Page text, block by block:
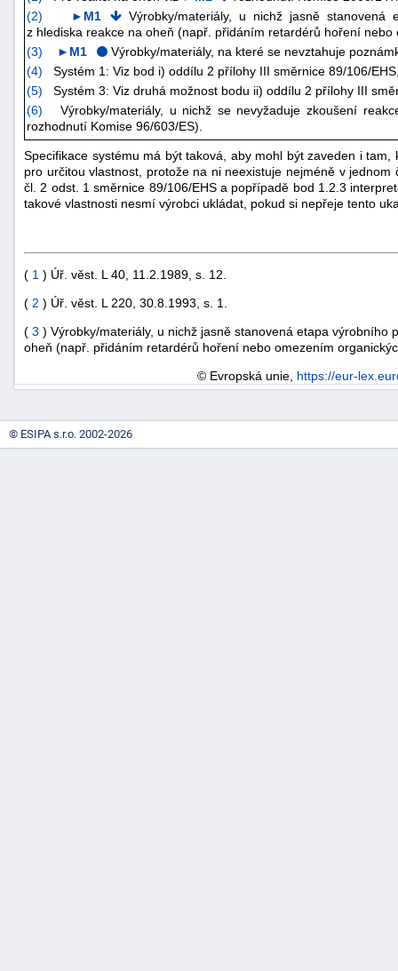
(2) ►M1
Výrobky/materiály, u nichž jasně
z hlediska reakce na oheň (např. přidáním retardérů hoření
(3) ►M1
Výrobky/materiály, na které se nevztahuje
(4) Systém 1: Viz bod i) oddílu 2 přílohy III směrnice 89/106/
(5) Systém 3: Viz druhá možnost bodu ii) oddílu 2 přílohy III
(6) Výrobky/materiály, u nichž se nevyžaduje zkoušení
rozhodnutí Komise 96/603/ES).
Specifikace systému má být taková, aby mohl být zaveden i
pro určitou vlastnost, protože na ni neexistuje nejméně v
čl. 2 odst. 1 směrnice 89/106/EHS a popřípadě bod 1.2.3
takové vlastnosti nesmí výrobci ukládat, pokud si nepřeje tento
( 1 ) Úř. věst. L 40, 11.2.1989, s. 12.
( 2 ) Úř. věst. L 220, 30.8.1993, s. 1.
( 3 ) Výrobky/materiály, u nichž jasně stanovená etapa výrobního
oheň (např. přidáním retardérů hoření nebo omezením
© Evropská unie, https://eur-
© ESIPA s.r.o. 2002-2026